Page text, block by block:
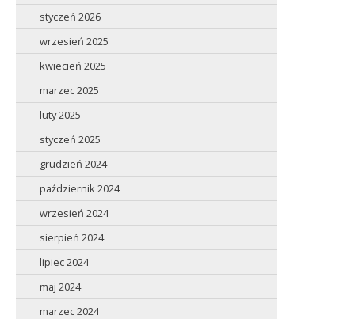
styczeń 2026
wrzesień 2025
kwiecień 2025
marzec 2025
luty 2025
styczeń 2025
grudzień 2024
październik 2024
wrzesień 2024
sierpień 2024
lipiec 2024
maj 2024
marzec 2024